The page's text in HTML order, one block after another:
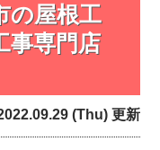
の屋根工
事専門店
(Thu) 更新